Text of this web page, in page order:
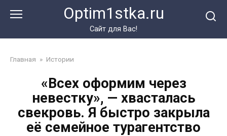
Optim1stka.ru
Сайт для Вас!
Главная » Истории
«Всех оформим через
невестку», — хвасталась
свекровь. Я быстро закрыла
её семейное турагентство